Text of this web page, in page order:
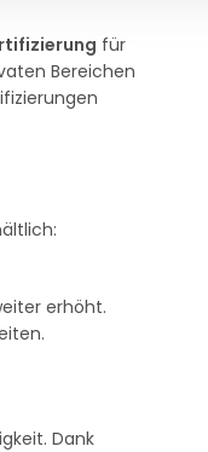
für
Bereichen
erhöht.
Dank